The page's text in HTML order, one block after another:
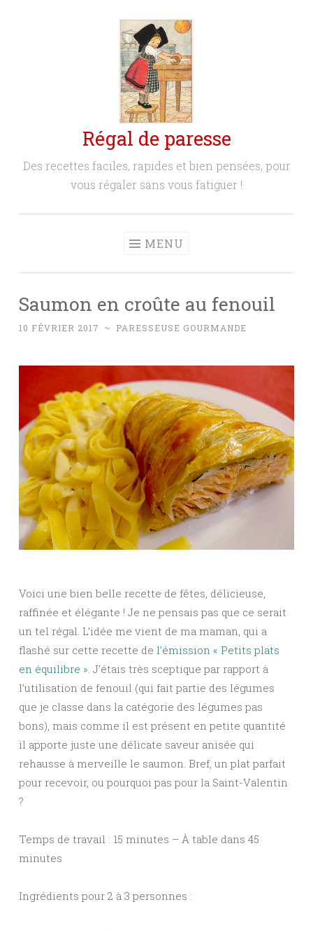
Régal de paresse
Des recettes faciles, rapides et bien pensées, pour
vous régaler sans vous fatiguer !
MENU
Saumon en croûte au fenouil
10 FÉVRIER 2017 ~ PARESSEUSE GOURMANDE
Voici une bien belle recette de fêtes, délicieuse,
raffinée et élégante ! Je ne pensais pas que ce serait
un tel régal. L’idée me vient de ma maman, qui a
flashé sur cette recette de l’émission « Petits plats
en équilibre » . J’étais très sceptique par rapport à
l’utilisation de fenouil (qui fait partie des légumes
que je classe dans la catégorie des légumes pas
bons), mais comme il est présent en petite quantité
il apporte juste une délicate saveur anisée qui
rehausse à merveille le saumon. Bref, un plat parfait
pour recevoir, ou pourquoi pas pour la Saint-Valentin
?
Temps de travail : 15 minutes – À table dans 45
minutes
Ingrédients pour 2 à 3 personnes :